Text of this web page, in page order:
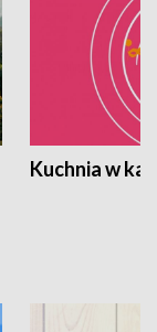
Kuchnia w